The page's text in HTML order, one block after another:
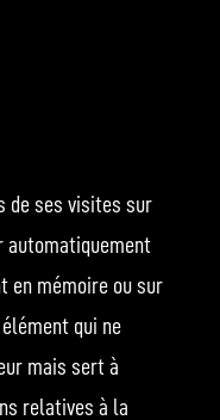
de ses visites sur
automatiquement
en mémoire ou sur
qui ne
mais sert à
relatives à la